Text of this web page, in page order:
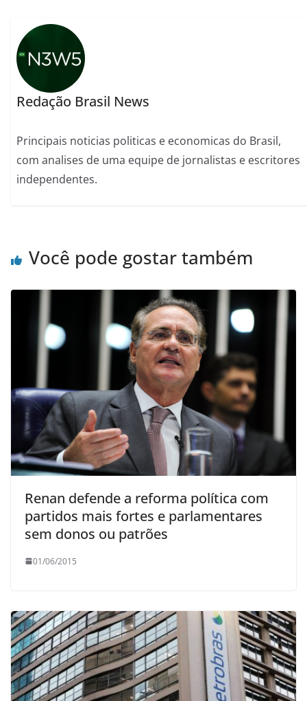
Redação Brasil News
Principais noticias politicas e economicas do Brasil,
com analises de uma equipe de jornalistas e escritores
independentes.
Você pode gostar também
Renan defende a reforma política com
partidos mais fortes e parlamentares
sem donos ou patrões
01/06/2015